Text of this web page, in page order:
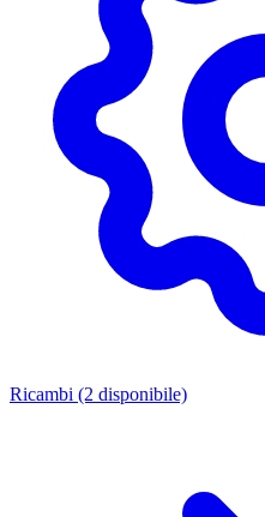
Ricambi (2 disponibile)